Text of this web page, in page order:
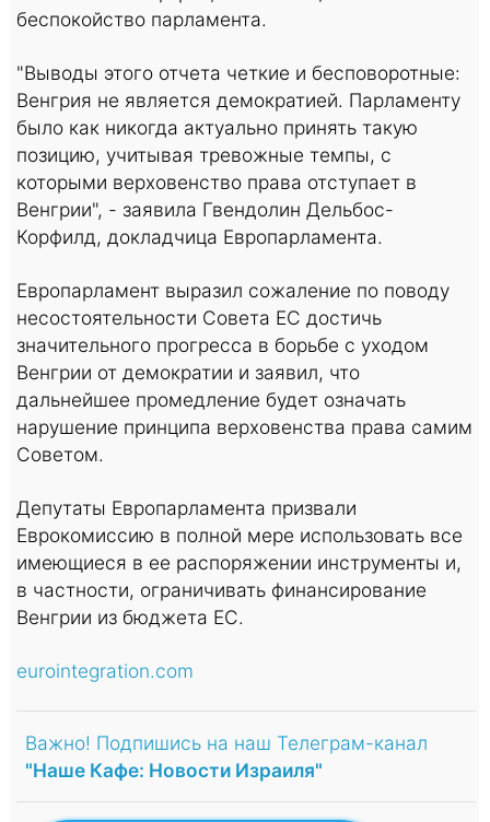
беспокойство парламента.
"Выводы этого отчета четкие и бесповоротные:
Венгрия не является демократией. Парламенту
было как никогда актуально принять такую ​​
позицию, учитывая тревожные темпы, с
которыми верховенство права отступает в
Венгрии", - заявила Гвендолин Дельбос-
Корфилд, докладчица Европарламента.
Европарламент выразил сожаление по поводу
несостоятельности Совета ЕС достичь
значительного прогресса в борьбе с уходом
Венгрии от демократии и заявил, что
дальнейшее промедление будет означать
нарушение принципа верховенства права самим
Советом.
Депутаты Европарламента призвали
Еврокомиссию в полной мере использовать все
имеющиеся в ее распоряжении инструменты и,
в частности, ограничивать финансирование
Венгрии из бюджета ЕС.
eurointegration.com
Важно! Подпишись на наш Телеграм-канал
"Наше Кафе: Новости Израиля"